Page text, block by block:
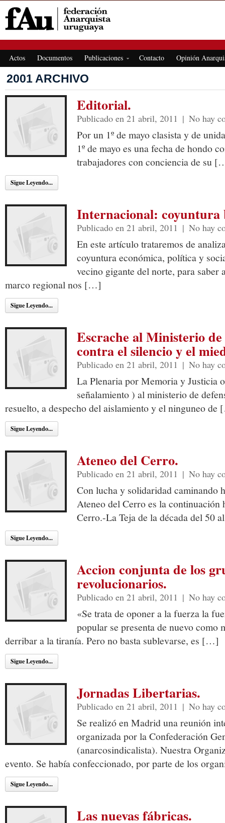
Actos Documentos Publicaciones Contacto Opinión
2001 ARCHIVO
Editorial.
Publicado en 21 abril, 2011 | No hay
Por un 1º de mayo clasista y de
1º de mayo es una fecha de hondo
trabajadores con conciencia de su
Sigue Leyendo...
Internacional: coyuntura
Publicado en 21 abril, 2011 | No hay
En este artículo trataremos de
coyuntura económica, política y
vecino gigante del norte, para saber
marco regional nos […]
Sigue Leyendo...
Escrache al Ministerio de
contra el silencio y el
Publicado en 21 abril, 2011 | No hay
La Plenaria por Memoria y Justicia
señalamiento ) al ministerio de
resuelto, a despecho del aislamiento y el ninguneo
Sigue Leyendo...
Ateneo del Cerro.
Publicado en 21 abril, 2011 | No hay
Con lucha y solidaridad
Ateneo del Cerro es la
Cerro.-La Teja de la década del 50
Sigue Leyendo...
Accion conjunta de los
revolucionarios.
Publicado en 21 abril, 2011 | No hay
«Se trata de oponer a la fuerza la
popular se presenta de nuevo como
derribar a la tiranía. Pero no basta sublevarse, es […]
Sigue Leyendo...
Jornadas Libertarias.
Publicado en 21 abril, 2011 | No hay
Se realizó en Madrid una reunión
organizada por la Confederación
(anarcosindicalista). Nuestra
evento. Se había confeccionado, por parte de los
Sigue Leyendo...
Las nuevas fábricas.